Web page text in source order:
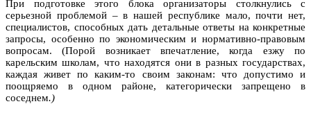
При подготовке этого блока организаторы столкнулись с
серьезной проблемой – в нашей республике мало, почти нет,
специалистов, способных дать детальные ответы на конкретные
запросы, особенно по экономическим и нормативно-правовым
вопросам. (Порой возникает впечатление, когда езжу по
карельским школам, что находятся они в разных государствах,
каждая живет по каким-то своим законам: что допустимо и
поощряемо в одном районе, категорически запрещено в
соседнем.)